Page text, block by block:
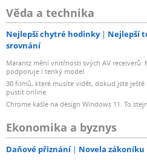
Věda a technika
Nejlepší chytré hodinky Nejlepší
srovnání
Marantz mění vnitřnosti svých AV receiverů.
podporuje i tenký model
30 filmů, které musíte vidět, dokud jste ještě
pustit online
Chrome kašle na design Windows 11. To
Ekonomika a byznys
Daňové přiznání Novela zákoníku